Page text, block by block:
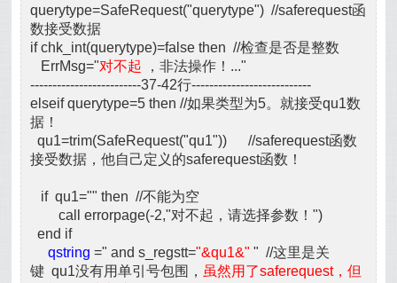
querytype=SafeRequest("querytype") //saferequest函
数接受数据
if chk_int(querytype)=false then //检查是否是整数
ErrMsg="对不起 ，非法操作！..."
-------------------------37-42行---------------------------
elseif querytype=5 then //如果类型为5。就接受qu1数
据！
qu1=trim(SafeRequest("qu1")) //saferequest函数
接受数据，他自己定义的saferequest函数！
if qu1="" then //不能为空
call errorpage(-2,"对不起，请选择参数！")
end if
qstring =" and s_regstt="&qu1&"" //这里是关
键 qu1没有用单引号包围， 虽然用了saferequest，但